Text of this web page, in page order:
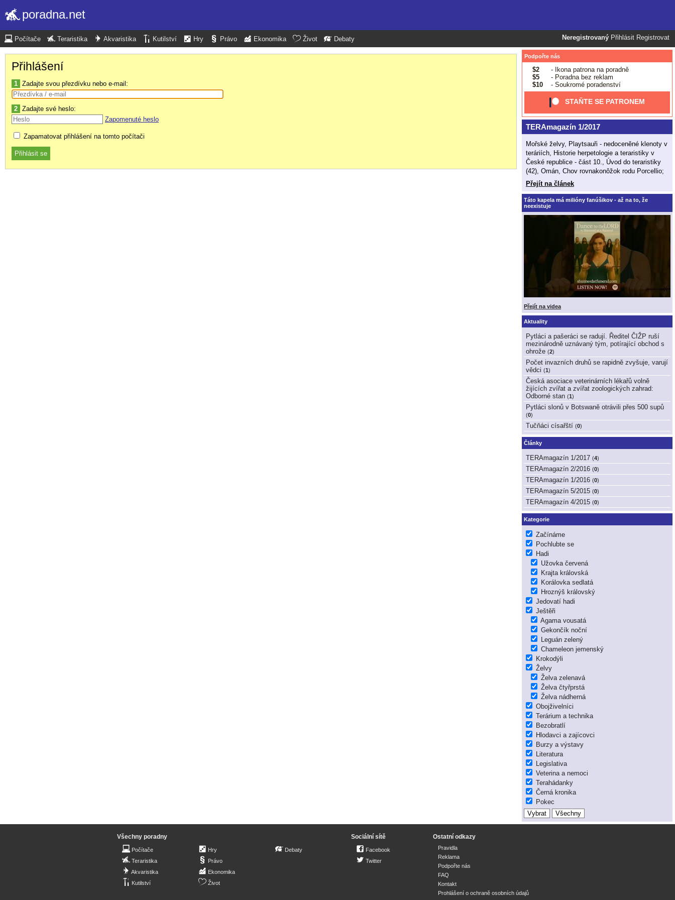
poradna.net
Neregistrovaný Přihlásit Registrovat
Počítače Teraristika Akvaristika Kutilství Hry Právo Ekonomika Život Debaty
Přihlášení
1 Zadajte svou přezdívku nebo e-mail:
2 Zadajte své heslo:
Zapomenuté heslo
Zapamatovat přihlášení na tomto počítači
Podpořte nás
$2
- Ikona patrona na poradně
$5
- Poradna bez reklam
$10
- Soukromé poradenství
STAŇTE SE PATRONEM
TERAmagazín 1/2017
Mořské želvy, Playtsauři - nedoceněné klenoty v
teráriích, Historie herpetologie a teraristiky v
České republice - část 10., Úvod do teraristiky
(42), Omán, Chov rovnakonôžok rodu Porcellio;
Přejít na článek
Táto kapela má milióny fanúšikov - až na to, že
neexistuje
Přejít na videa
Aktuality
Pytláci a pašeráci se radují. Ředitel ČIŽP ruší
mezinárodně uznávaný tým, potírající obchod s
ohrože (2)
Počet invazních druhů se rapidně zvyšuje, varují
vědci (1)
Česká asociace veterinárních lékařů volně
žijících zvířat a zvířat zoologických zahrad:
Odborné stan (1)
Pytláci slonů v Botswaně otrávili přes 500 supů
(0)
Tučňáci císařští (0)
Články
TERAmagazín 1/2017 (4)
TERAmagazín 2/2016 (0)
TERAmagazín 1/2016 (0)
TERAmagazín 5/2015 (0)
TERAmagazín 4/2015 (0)
Kategorie
Začínáme
Pochlubte se
Hadi
Užovka červená
Krajta královská
Korálovka sedlatá
Hroznýš královský
Jedovatí hadi
Ještěři
Agama vousatá
Gekončík noční
Leguán zelený
Chameleon jemenský
Krokodýli
Želvy
Želva zelenavá
Želva čtyřprstá
Želva nádherná
Obojživelníci
Terárium a technika
Bezobratlí
Hlodavci a zajícovci
Burzy a výstavy
Literatura
Legislativa
Veterina a nemoci
Terahádanky
Černá kronika
Pokec
Všechny poradny
Počítače
Teraristika
Akvaristika
Kutilství
Hry
Právo
Ekonomika
Život
Debaty
Sociální sítě
Facebook
Twitter
Ostatní odkazy
Pravidla
Reklama
Podpořte nás
FAQ
Kontakt
Prohlášení o ochraně osobních údajů